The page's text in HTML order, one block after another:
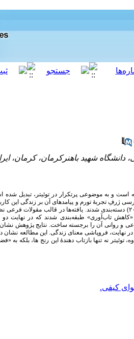
دانشگاه شهید باهنرکرمان، کرمان،
است و به موضوعی پرتکرار در توئیتر، تبدیل شده
ژرفِ تجربۀ تورم و پیامدهای آن بر زندگی این
از روش کیفی و تحلیل محتوای توئیت‌های مرتبط، ۱۷۴ توئیت با استفاده از نرم‌افزار مکس‌کیودا (۲۰۱۸) دسته‌بندی شدند.
تاب‌آوری» طبقه‌بندی شدند که در نهایت
و روانی آن را برجسته ساخت. نتایج پژوهش نشان
نهایت، فروپاشی معنای زندگی. این مطالعه نشان
نه تنها بازتاب دهندۀ این رنج­ ها، بلکه به
کیفی.